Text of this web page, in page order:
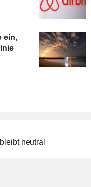
ein,
neutral